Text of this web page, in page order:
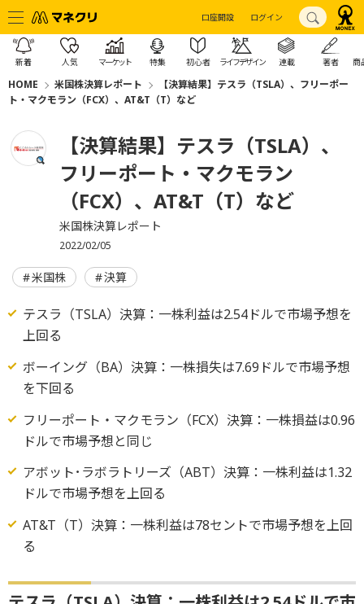
口座開設 ログイン
新着 人気 マーケット 特集 初心者 ライフデザイン 連載 著者 商
HOME 米国株決算レポート
【決算結果】テスラ（TSLA）、フリーポー
ト・マクモラン（FCX）、AT&T（T）など
【決算結果】テスラ（TSLA）、
フリーポート・マクモラン
（FCX）、AT&T（T）など
米国株決算レポート
2022/02/05
米国株 決算
テスラ（TSLA）決算：一株利益は2.54ドルで市場予想を
上回る
ボーイング（BA）決算：一株損失は7.69ドルで市場予想
を下回る
フリーポート・マクモラン（FCX）決算：一株損益は0.96
ドルで市場予想と同じ
アボット･ラボラトリーズ（ABT）決算：一株利益は1.32
ドルで市場予想を上回る
AT&T（T）決算：一株利益は78セントで市場予想を上回
る